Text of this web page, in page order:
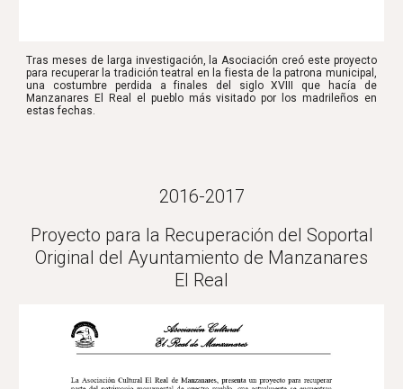
Tras meses de larga investigación, la Asociación creó este proyecto
para recuperar la tradición teatral en la fiesta de la patrona municipal,
una costumbre perdida a finales del siglo XVIII que hacía de
Manzanares El Real el pueblo más visitado por los madrileños en
estas fechas.
2016-2017
Proyecto para la Recuperación del Soportal
Original del Ayuntamiento de Manzanares
El Real